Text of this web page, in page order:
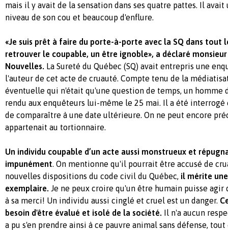
mais il y avait de la sensation dans ses quatre pattes. Il
niveau de son cou et beaucoup d'enflure.
«Je suis prêt à faire du porte-à-porte avec la SQ dans tout
retrouver le coupable, un être ignoble», a déclaré monsieur
Nouvelles. La Sureté du Québec (SQ) avait entrepris une
l'auteur de cet acte de cruauté. Compte tenu de la
éventuelle qui n'était qu'une question de temps, un homme
rendu aux enquêteurs lui-même le 25 mai. Il a été interrogé
de comparaître à une date ultérieure. On ne peut encore
appartenait au tortionnaire.
Un individu coupable d’un acte aussi monstrueux et
impunément. On mentionne qu'il pourrait être accusé de
nouvelles dispositions du code civil du Québec, il mérite
exemplaire. Je ne peux croire qu'un être humain puisse agir
à sa merci! Un individu aussi cinglé et cruel est un danger.
besoin d'être évalué et isolé de la société. Il n'a aucun
a pu s'en prendre ainsi à ce pauvre animal sans défense,